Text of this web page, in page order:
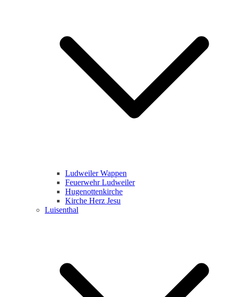
Ludweiler Wappen
Feuerwehr Ludweiler
Hugenottenkirche
Kirche Herz Jesu
Luisenthal